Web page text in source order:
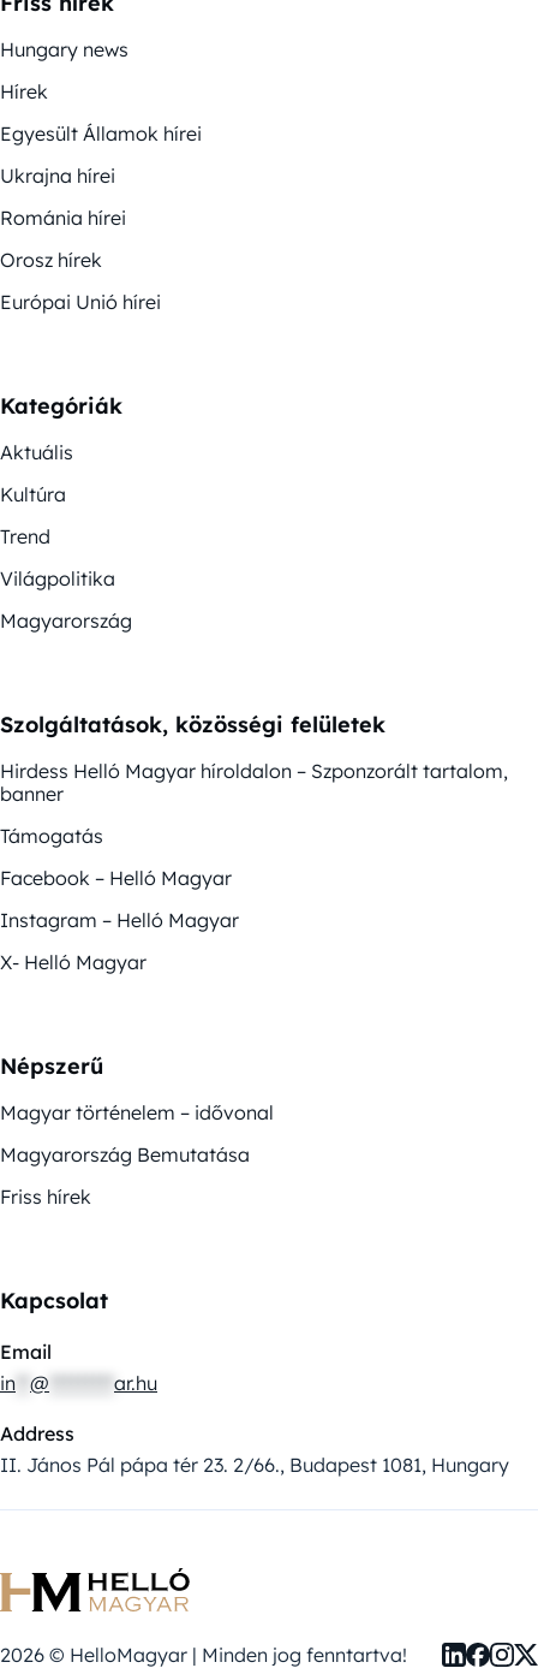
Hungary news
Hírek
Egyesült Államok hírei
Ukrajna hírei
Románia hírei
Orosz hírek
Európai Unió hírei
Kategóriák
Aktuális
Kultúra
Trend
Világpolitika
Magyarország
Szolgáltatások, közösségi felületek
Hirdess Helló Magyar híroldalon – Szponzorált tartalom,
banner
Támogatás
Facebook – Helló Magyar
Instagram – Helló Magyar
X- Helló Magyar
Népszerű
Magyar történelem – idővonal
Magyarország Bemutatása
Friss hírek
Kapcsolat
Email
in @ ar.hu
Address
II. János Pál pápa tér 23. 2/66., Budapest 1081, Hungary
2026 © HelloMagyar | Minden jog fenntartva!